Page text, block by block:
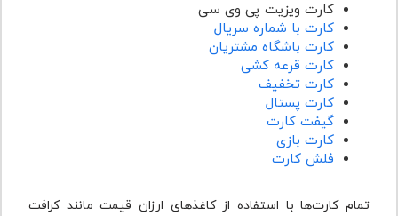
کارت ویزیت پی وی سی
کارت با شماره سریال
کارت باشگاه مشتریان
کارت قرعه کشی
کارت تخفیف
کارت پستال
گیفت کارت
کارت بازی
فلش کارت
تمام کارت‌ها با استفاده از کاغذهای ارزان قیمت مانند کرافت